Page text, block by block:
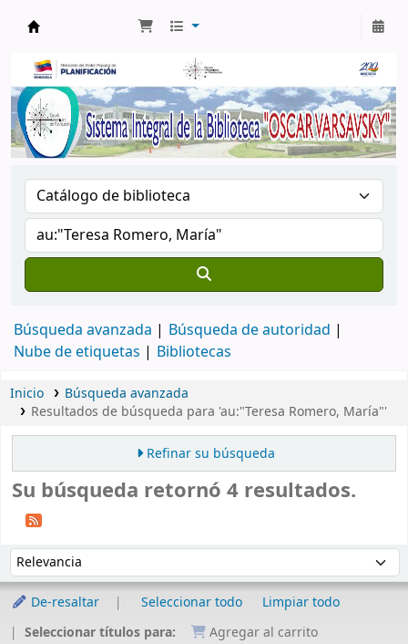
Búsqueda avanzada
Búsqueda de autoridad
Nube de etiquetas
Bibliotecas
Inicio
Búsqueda avanzada
Resultados de búsqueda para 'au:"Teresa Romero, María"'
Refinar su búsqueda
Su búsqueda retornó 4 resultados.
Ordenar por:
De-resaltar Seleccionar todo
Limpiar todo
Seleccionar títulos para:
Agregar al carrito